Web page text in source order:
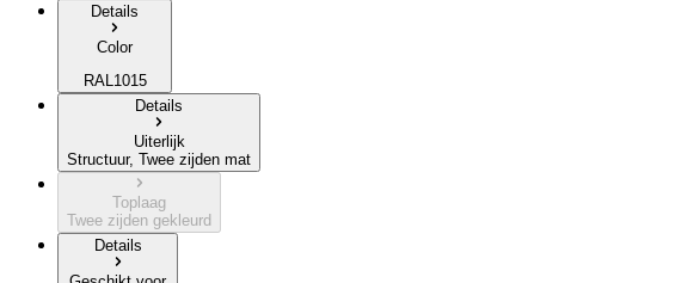
Details
Color
RAL1015
Details
Uiterlijk
Structuur, Twee zijden mat
Toplaag
Twee zijden gekleurd
Details